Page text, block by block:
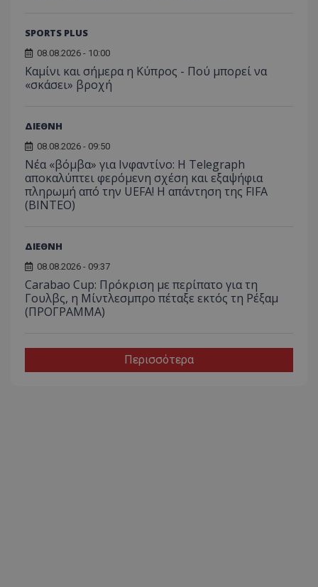
SPORTS PLUS
08.08.2026 - 10:00
Καμίνι και σήμερα η Κύπρος - Πού μπορεί να
«σκάσει» βροχή
ΔΙΕΘΝΗ
08.08.2026 - 09:50
Νέα «βόμβα» για Ινφαντίνο: Η Telegraph
αποκαλύπτει φερόμενη σχέση και εξαψήφια
πληρωμή από την UEFA! Η απάντηση της FIFA
(ΒΙΝΤΕΟ)
ΔΙΕΘΝΗ
08.08.2026 - 09:37
Carabao Cup: Πρόκριση με περίπατο για τη
Γουλβς, η Μίντλεσμπρο πέταξε εκτός τη Ρέξαμ
(ΠΡΟΓΡΑΜΜΑ)
Περισσότερα